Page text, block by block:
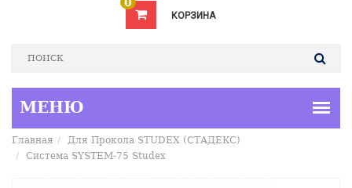
КОРЗИНА
Главная
Для Прокола STUDEX (СТАДЕКС)
Система SYSTEM-75 Studex